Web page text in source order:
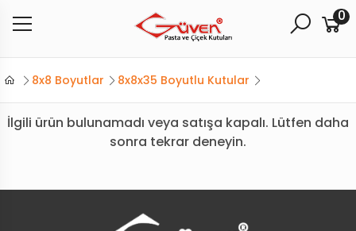
0
8x8 Boyutlar 8x8x35 Boyutlu Kutular
İlgili ürün bulunamadı veya satışa kapalı. Lütfen daha
sonra tekrar deneyin.